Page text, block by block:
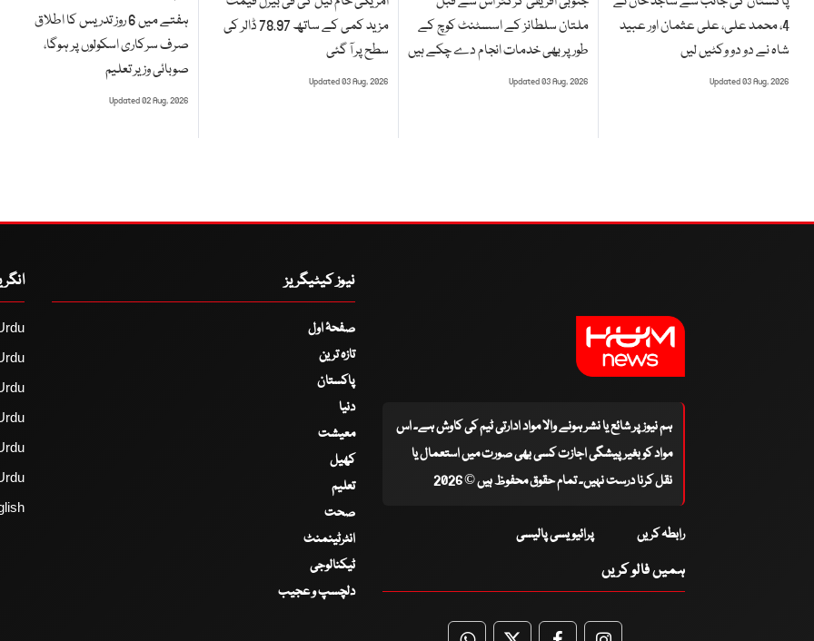
4، محمد علی، علی عثمان اور عبید
شاہ نے دو دو وکٹیں لیں
Updated 03 Aug, 2026
ملتان سلطانز کے اسسٹنٹ کوچ کے
طور پر بھی خدمات انجام دے چکے ہیں
Updated 03 Aug, 2026
مزید کمی کے ساتھ 78.97 ڈالر کی
سطح پر آ گئی
Updated 03 Aug, 2026
ہفتے میں 6 روز تدریس کا اطلاق
صرف سرکاری اسکولوں پر ہوگا،
صوبائی وزیر تعلیم
Updated 02 Aug, 2026
ہم نیوز پر شائع یا نشر ہونے والا مواد ادارتی ٹیم کی کاوش ہے۔ اس
مواد کو بغیر پیشگی اجازت کسی بھی صورت میں استعمال یا
نقل کرنا درست نہیں۔ تمام حقوق محفوظ ہیں © 2026
رابطہ کریں پرائیویسی پالیسی
ہمیں فالو کریں
نیوز کیٹیگریز
صفحۂ اول
تازہ ترین
پاکستان
دنیا
معیشت
کھیل
تعلیم
صحت
انٹرٹینمنٹ
ٹیکنالوجی
دلچسپ و عجیب